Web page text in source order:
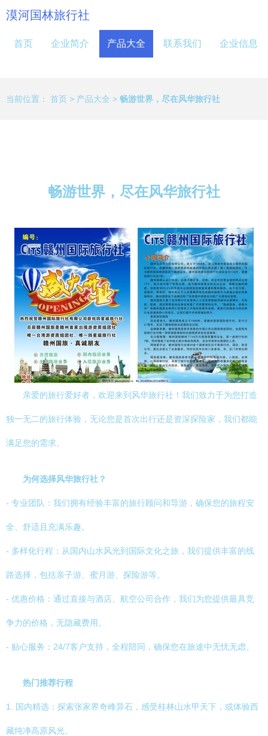
漠河国林旅行社
首页 企业简介 产品大全 联系我们 企业信息
当前位置： 首页 > 产品大全 > 畅游世界，尽在风华旅行社
畅游世界，尽在风华旅行社
亲爱的旅行爱好者，欢迎来到风华旅行社！我们致力于为您打造
独一无二的旅行体验，无论您是首次出行还是资深探险家，我们都能
满足您的需求。
为何选择风华旅行社？
- 专业团队：我们拥有经验丰富的旅行顾问和导游，确保您的旅程安
全、舒适且充满乐趣。
- 多样化行程：从国内山水风光到国际文化之旅，我们提供丰富的线
路选择，包括亲子游、蜜月游、探险游等。
- 优惠价格：通过直接与酒店、航空公司合作，我们为您提供最具竞
争力的价格，无隐藏费用。
- 贴心服务：24/7客户支持，全程陪同，确保您在旅途中无忧无虑。
热门推荐行程
1. 国内精选：探索张家界奇峰异石，感受桂林山水甲天下，或体验西
藏纯净高原风光。